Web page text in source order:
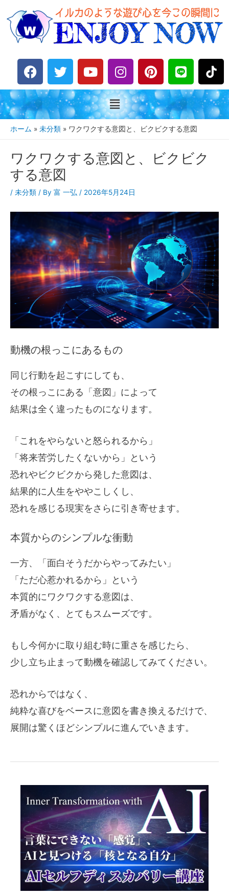
F
a
c
e
b
o
k
T
w
i
t
t
e
Y
o
u
t
u
b
I
n
s
t
a
g
a
m
P
i
n
t
e
r
s
t
L
i
n
e
ホーム 未分類 ワクワクする意図と、ビクビクする意図
ワクワクする意図と、ビクビク
する意図
/ 未分類 / By 富 一弘 / 2026年5月24日
動機の根っこにあるもの
同じ行動を起こすにしても、
その根っこにある「意図」によって
結果は全く違ったものになります。
「これをやらないと怒られるから」
「将来苦労したくないから」という
恐れやビクビクから発した意図は、
結果的に人生をややこしくし、
恐れを感じる現実をさらに引き寄せます。
本質からのシンプルな衝動
一方、「面白そうだからやってみたい」
「ただ心惹かれるから」という
本質的にワクワクする意図は、
矛盾がなく、とてもスムーズです。
もし今何かに取り組む時に重さを感じたら、
少し立ち止まって動機を確認してみてください。
恐れからではなく、
純粋な喜びをベースに意図を書き換えるだけで、
展開は驚くほどシンプルに進んでいきます。